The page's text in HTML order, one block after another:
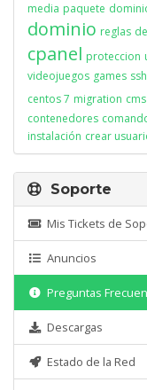
media paquete
dominio reglas
cpanel proteccion
videojuegos games ssh
centos 7 migration cms
contenedores
instalación crear
Soporte
Mis Tickets de
Anuncios
Preguntas
Descargas
Estado de la Red